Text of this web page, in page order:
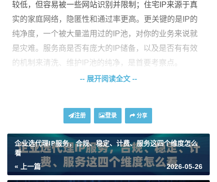
较低，但容易被一些网站识别并限制；住宅IP来源于真
实的家庭网络，隐匿性和通过率更高。更关键的是IP的
纯净度，一个被大量滥用过的IP池，对你的业务来说就
是灾难。服务商是否有庞大的IP储备，以及是否有有效
的机制来清洗、维护IP池的纯净，是首要考察点。
直接决定效果。不同的业务对代理IP
匿名性、高轮换频率的IP；而用于账户管理，则更看重IP
的稳定性和地理位置的一致性。把业务场景和代理IP的
特性对齐，才能花对钱、办成事。
网络性能与稳定性不容忽视。这包括了连接的成功率、
响应速度以及带宽是否充足。对于需要长时间、高并发
-- 展开阅读全文 --
注册 登录 分享
企业选代理IP服务，合规、稳定、计费、服务这四个维度怎么
看
« 上一篇 2026-05-26